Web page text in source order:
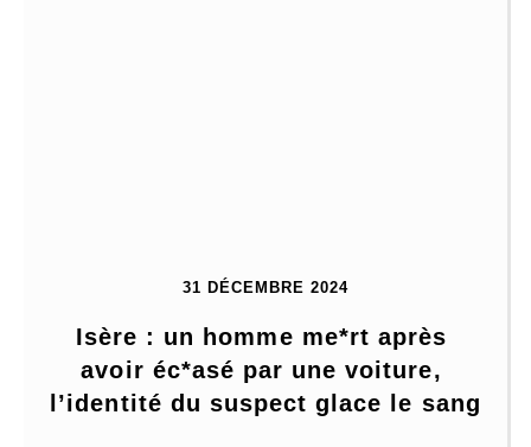
31 DÉCEMBRE 2024
Isère : un homme me*rt après
avoir éc*asé par une voiture,
l’identité du suspect glace le sang